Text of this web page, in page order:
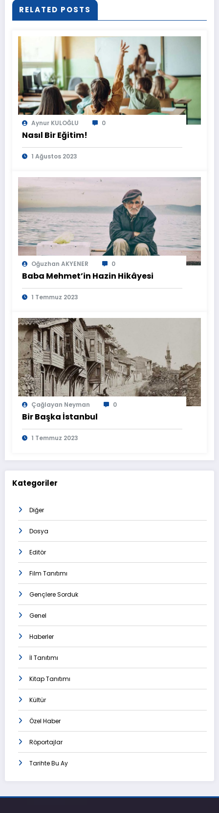
RELATED POSTS
Aynur KULOĞLU 0
Nasıl Bir Eğitim!
1 Ağustos 2023
Oğuzhan AKYENER 0
Baba Mehmet’in Hazin Hikâyesi
1 Temmuz 2023
Çağlayan Neyman 0
Bir Başka İstanbul
1 Temmuz 2023
Kategoriler
Diğer
Dosya
Editör
Film Tanıtımı
Gençlere Sorduk
Genel
Haberler
İl Tanıtımı
Kitap Tanıtımı
Kültür
Özel Haber
Röportajlar
Tarihte Bu Ay